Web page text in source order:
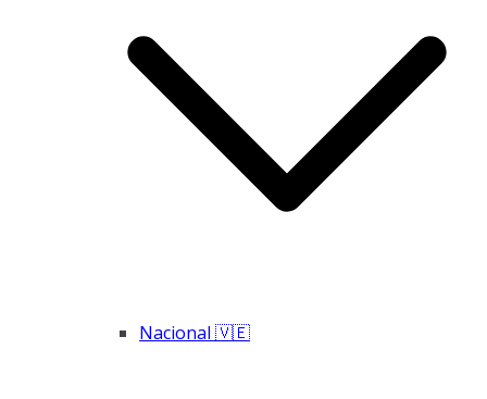
Nacional 🇻🇪